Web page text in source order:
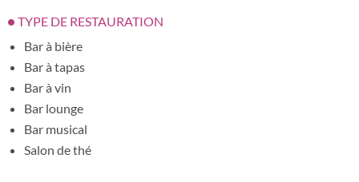
TYPE DE RESTAURATION
Bar à bière
Bar à tapas
Bar à vin
Bar lounge
Bar musical
Salon de thé